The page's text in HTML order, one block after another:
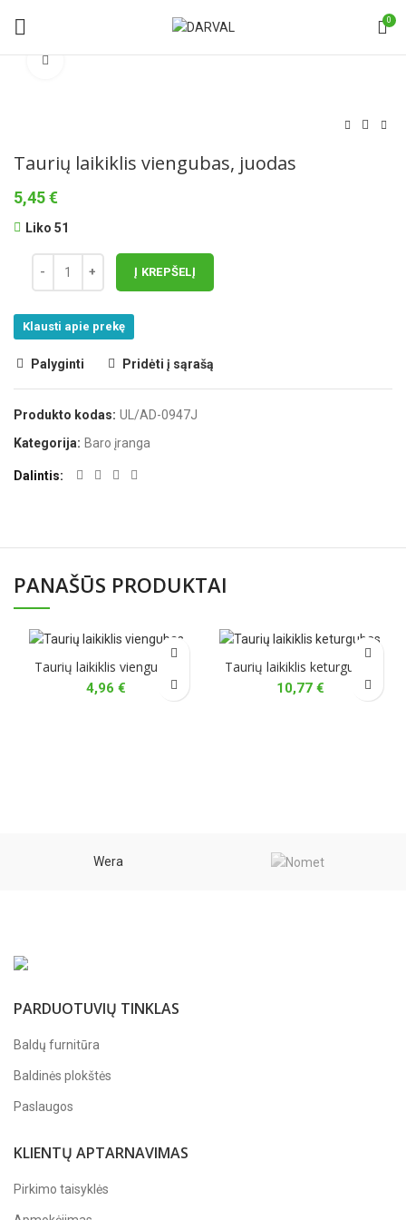
0
Taurių laikiklis viengubas, juodas
5,45€
Liko 51
Į KREPŠELĮ
Klausti apie prekę
Palyginti Pridėti į sąrašą
Produkto kodas: UL/AD-0947J
Kategorija: Baro įranga
Dalintis
PANAŠŪS PRODUKTAI
Taurių laikiklis viengubas
4,96 €
Taurių laikiklis keturgubas
10,77 €
Wera
PARDUOTUVIŲ TINKLAS
Baldų furnitūra
Baldinės plokštės
Paslaugos
KLIENTŲ APTARNAVIMAS
Pirkimo taisyklės